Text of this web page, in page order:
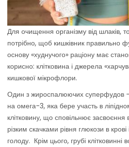
Для очищення організму від шлаків,
потрібно, щоб кишківник правильно
основу «худнучого» раціону має
корисно: клітковина і джерела
кишкової мікрофлори.
Один з жироспалюючих суперфудов
на омега-3, яка бере участь в
клітковину, що сповільнює засвоєння
різким скачками рівня глюкози в
голоду. Крім цього, грубі клітковинні